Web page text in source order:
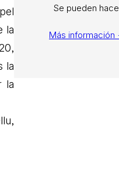
la
la
la
Se pueden
Más